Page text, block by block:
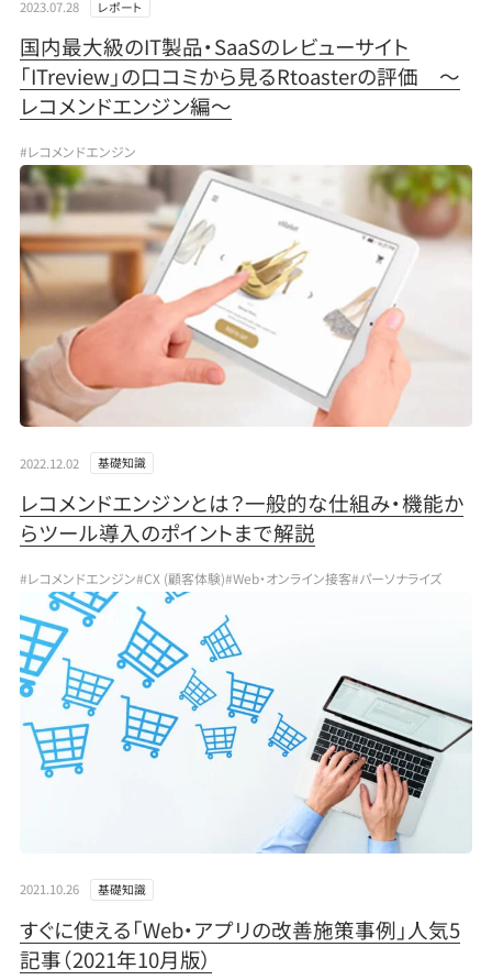
2023.07.28 レポート
国内最大級のIT製品・SaaSのレビューサイト
「ITreview」の口コミから見るRtoasterの評価 ～
レコメンドエンジン編～
#レコメンドエンジン
2022.12.02 基礎知識
レコメンドエンジンとは？一般的な仕組み・機能か
らツール導入のポイントまで解説
#レコメンドエンジン#CX (顧客体験)#Web・オンライン接客#パーソナライズ
2021.10.26 基礎知識
すぐに使える「Web・アプリの改善施策事例」人気5
記事（2021年10月版）